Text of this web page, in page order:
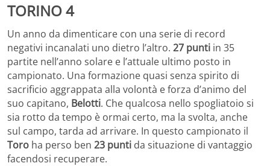
TORINO 4
Un anno da dimenticare con una serie di record
negativi incanalati uno dietro l’altro. 27 punti in 35
partite nell’anno solare e l’attuale ultimo posto in
campionato. Una formazione quasi senza spirito di
sacrificio aggrappata alla volontà e forza d’animo del
suo capitano, Belotti. Che qualcosa nello spogliatoio si
sia rotto da tempo è ormai certo, ma la svolta, anche
sul campo, tarda ad arrivare. In questo campionato il
Toro ha perso ben 23 punti da situazione di vantaggio
facendosi recuperare.